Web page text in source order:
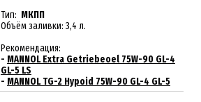
Тип: МКПП
Объём заливки: 3,4 л.
Рекомендация:
- MANNOL Extra Getriebeoel 75W-90 GL-4
GL-5 LS
- MANNOL TG-2 Hypoid 75W-90 GL-4 GL-5